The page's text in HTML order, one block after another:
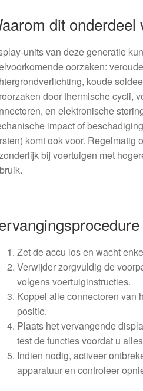
dit onderdeel
units van deze generatie
oorzaken:
koude
door thermische cycli,
en elektronische
impact of
komt ook voor. Regelmatig
bij voertuigen met
Zet de accu los en wacht
Verwijder zorgvuldig de
volgens voertuiginstructies.
Koppel alle connectoren van
positie.
Plaats het vervangende
test de functies voordat u
Indien nodig, activeer
apparatuur en controleer